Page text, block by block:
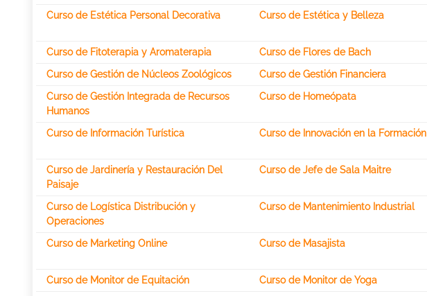
Curso de Estética Personal Decorativa Curso de Estética y Belleza
Curso de Fitoterapia y Aromaterapia
Curso de Flores de Bach
Curso de Gestión de Núcleos Zoológicos
Curso de Gestión Financiera
Curso de Gestión Integrada de Recursos
Humanos
Curso de Homeópata
Curso de Información Turística Curso de Innovación en la Formación
Curso de Jardinería y Restauración Del
Paisaje
Curso de Jefe de Sala Maitre
Curso de Logística Distribución y
Operaciones
Curso de Mantenimiento Industrial
Curso de Marketing Online Curso de Masajista
Curso de Monitor de Equitación
Curso de Monitor de Yoga